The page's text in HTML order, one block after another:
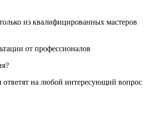
из квалифицированных мастеров
от профессионалов
на любой интересующий вопрос